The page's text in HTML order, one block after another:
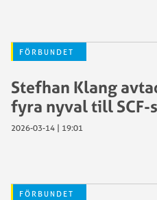
FÖRBUNDET
Stefhan Klang
fyra nyval till SCF-
2026-03-14 | 19:01
FÖRBUNDET